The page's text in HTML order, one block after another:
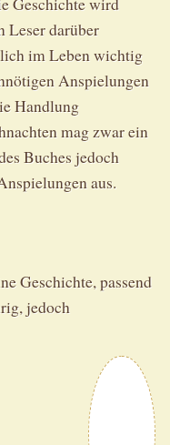
Leser darüber
im Leben wichtig
Anspielungen
Handlung
mag zwar ein
Buches jedoch
aus.
Geschichte, passend
jedoch